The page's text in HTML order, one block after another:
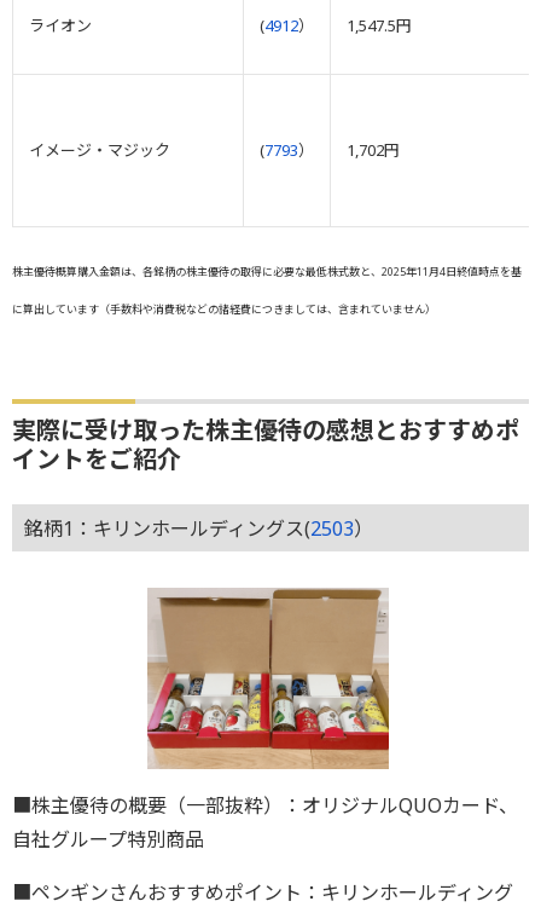
ライオン (4912） 1,547.5円
イメージ・マジック (7793） 1,702円
株主優待概算購入金額は、各銘柄の株主優待の取得に必要な最低株式数と、2025年11月4日終値時点を基
に算出しています（手数料や消費税などの諸経費につきましては、含まれていません）
実際に受け取った株主優待の感想とおすすめポ
イントをご紹介
銘柄1：キリンホールディングス(2503）
■株主優待の概要（一部抜粋）：オリジナルQUOカード、
自社グループ特別商品
■ペンギンさんおすすめポイント：キリンホールディング